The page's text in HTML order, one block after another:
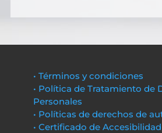
• Términos y condiciones
• Política de Tratamiento de
Personales
• Políticas de derechos de
• Certificado de Accesibilidad